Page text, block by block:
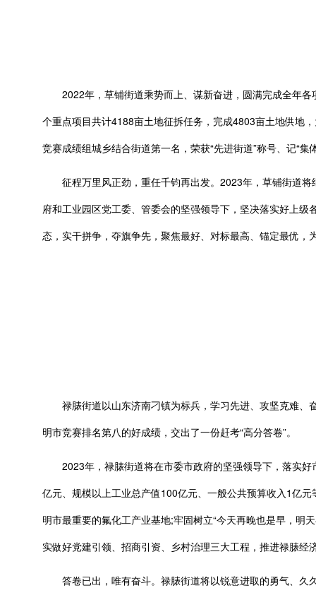
2022年，草铺街道乘势而上、谋新奋进，圆满完成全年各
个重点项目共计4188亩土地征拆任务，完成4803亩土地供地
竞赛成绩组城乡结合街道第一名，荣获“先进街道”称号、记“集
征程万里风正劲，重任千钧再出发。2023年，草铺街道将
府和工业园区党工委、管委会的坚强领导下，坚决落实好上
态，实干拼争，夺旗争先，聚焦最好、对标最高、锚定最优，
禄脿街道以山东济南刁镇为标兵，学习先进、攻坚克难、
明市竞赛排名第八的好成绩，交出了一份赶考“高分答卷”。
2023年，禄脿街道将在市委市政府的坚强领导下，落实好
亿元、规模以上工业总产值100亿元、一般公共预算收入1亿
明市最重要的氟化工产业基地;牢固树立“今天再晚也是早，明
实做好党建引领、招商引资、乡村治理三大工程，推进禄脿经
答卷已出，唯有奋斗。禄脿街道将以锐意进取的勇气、久